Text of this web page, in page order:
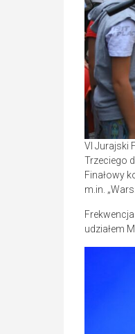
VI Jurajski
Trzeciego
Finałowy
m.in.
udziałem